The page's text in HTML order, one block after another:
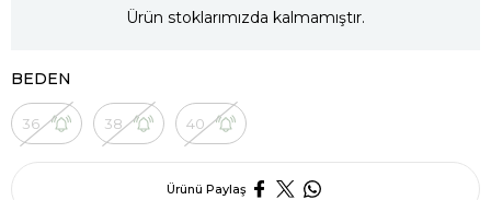
Ürün stoklarımızda kalmamıştır.
BEDEN
36 38 40
Ürünü Paylaş